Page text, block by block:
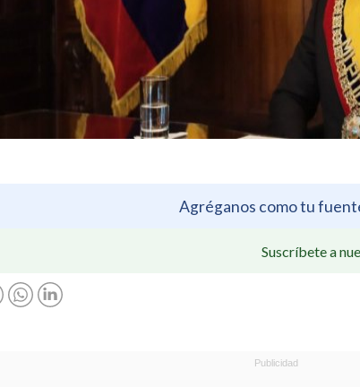
Agréganos como tu
Suscríbete a